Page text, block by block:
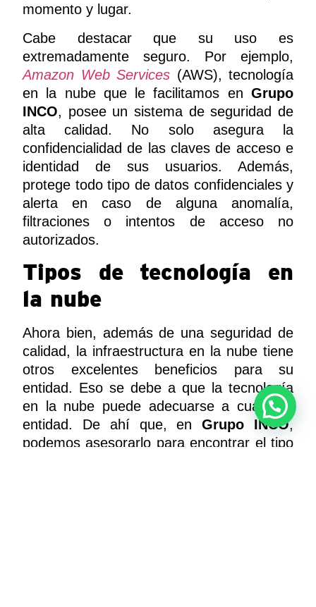
momento y lugar.
Cabe destacar que su uso es
extremadamente seguro. Por ejemplo,
Amazon Web Services (AWS), tecnología
en la nube que le facilitamos en Grupo
INCO, posee un sistema de seguridad de
alta calidad. No solo asegura la
confidencialidad de las claves de acceso e
identidad de sus usuarios. Además,
protege todo tipo de datos confidenciales y
alerta en caso de alguna anomalía,
filtraciones o intentos de acceso no
autorizados.
Tipos de tecnología en
la nube
Ahora bien, además de una seguridad de
calidad, la infraestructura en la nube tiene
otros excelentes beneficios para su
entidad. Eso se debe a que la tecnología
en la nube puede adecuarse a cualquier
entidad. De ahí que, enGrupo INCO,
podemos asesorarlo para encontrar el tipo